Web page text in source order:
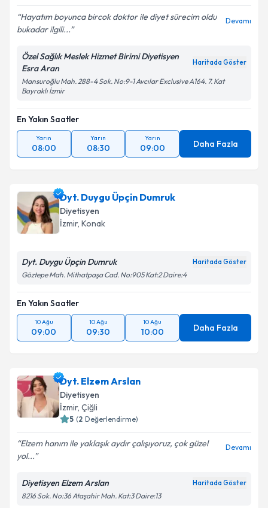
Hayatım boyunca bircok doktor ile diyet sürecim oldu
bukadar ilgili...
Devamı
Özel Sağlık Meslek Hizmet Birimi Diyetisyen
Esra Aran
Haritada Göster
Mansuroğlu Mah. 288-4 Sok. No:9-1 Avcılar Exclusive A164. 7. Kat
Bayraklı İzmir
En Yakın Saatler
Yarın
08:00
Yarın
08:30
Yarın
09:00 Daha Fazla
Dyt. Duygu Üpçin Dumruk
Diyetisyen
İzmir, Konak
Dyt. Duygu Üpçin Dumruk Haritada Göster
Göztepe Mah. Mithatpaşa Cad. No:905 Kat:2 Daire:4
En Yakın Saatler
10 Ağu
09:00
10 Ağu
09:30
10 Ağu
10:00 Daha Fazla
Dyt. Elzem Arslan
Diyetisyen
İzmir, Çiğli
5 (2 Değerlendirme)
Elzem hanım ile yaklaşık aydır çalışıyoruz, çok güzel
yol...
Devamı
Diyetisyen Elzem Arslan Haritada Göster
8216 Sok. No:36 Ataşahir Mah. Kat:3 Daire:13